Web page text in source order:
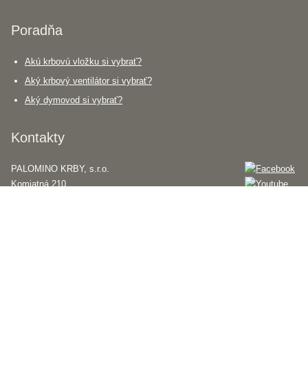
Poradňa
Akú krbovú vložku si vybrať?
Aký krbový ventilátor si vybrať?
Aký dymovod si vybrať?
Kontakty
PALOMINO KRBY, s.r.o.
Komjatná 210